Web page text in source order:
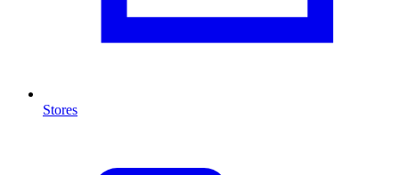
Stores